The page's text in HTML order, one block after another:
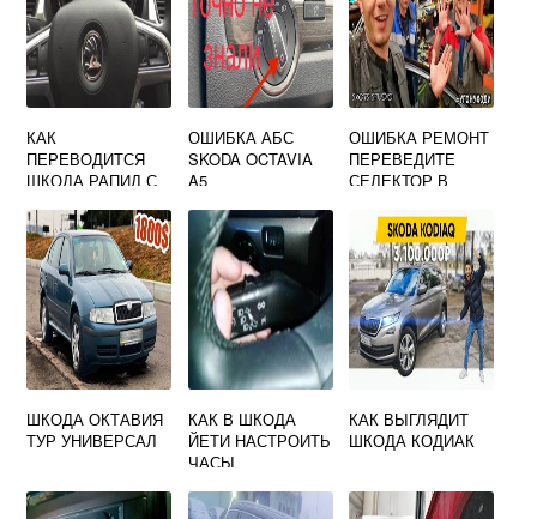
КАК
ПЕРЕВОДИТСЯ
ШКОДА РАПИД С
РУССКИЙ
ОШИБКА АБС
SKODA OCTAVIA
A5
ОШИБКА РЕМОНТ
ПЕРЕВЕДИТЕ
СЕЛЕКТОР В
SKODA OCTAVIA
A7
ШКОДА ОКТАВИЯ
ТУР УНИВЕРСАЛ
КАК В ШКОДА
ЙЕТИ НАСТРОИТЬ
ЧАСЫ
КАК ВЫГЛЯДИТ
ШКОДА КОДИАК